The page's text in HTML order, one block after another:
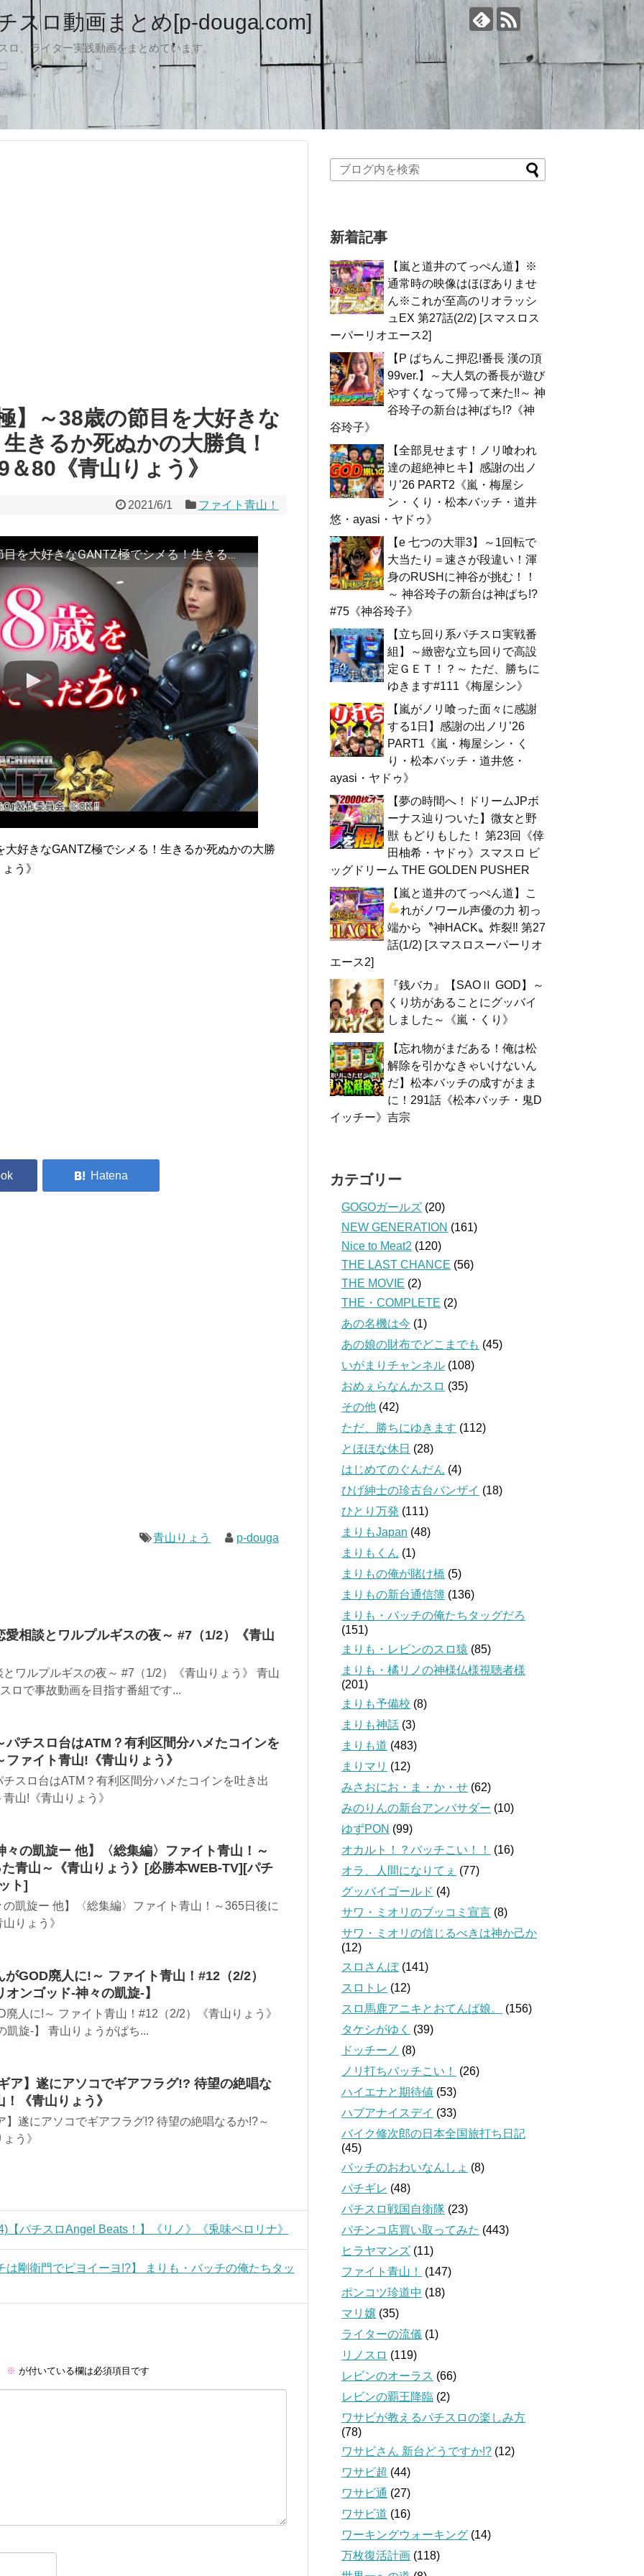
スロ動画まとめ[p-douga.com]
、ライター実践動画をまとめています。
】～38歳の節目を大好きな
きるか死ぬかの大勝負！
80《青山りょう》
2021/6/1 ファイト青山！
【ぱちんこ GANTZ 極】～38歳の節目を大好きなGANTZ極でシメる！生きるか死ぬかの大勝負！～ファイト青山！#79＆80《青山りょう》[必勝本WEB-TV][パチンコ][パチスロ][スロット]
好きなGANTZ極でシメる！生きるか死ぬかの大勝
う》
青山りょう p-douga
愛相談とワルプルギスの夜～ #7（1/2）《青山
ワルプルギスの夜～ #7（1/2）《青山りょう》 青山
ロで事故動画を目指す番組です...
パチスロ台はATM？有利区間分ハメたコインを
ァイト青山!《青山りょう》
スロ台はATM？有利区間分ハメたコインを吐き出
山!《青山りょう》
々の凱旋ー 他】〈総集編〉ファイト青山！～
青山～《青山りょう》[必勝本WEB-TV][パチ
ト]
凱旋ー 他】〈総集編〉ファイト青山！～365日後に
りょう》
GOD廃人に!～ ファイト青山！#12（2/2）
ンゴッド-神々の凱旋-】
人に!～ ファイト青山！#12（2/2）《青山りょう》
凱旋-】 青山りょうがぱち...
ア】遂にアソコでギアフラグ!? 待望の絶唱な
《青山りょう》
】遂にアソコでギアフラグ!? 待望の絶唱なるか!?～
う》
パチスロAngel Beats！】《リノ》《兎味ペロリナ》
剛衛門でピヨイーヨ!?】 まりも・バッチの俺たちタッ
※ が付いている欄は必須項目です
新着記事
【嵐と道井のてっぺん道】※
通常時の映像はほぼありませ
ん※これが至高のリオラッシ
ュEX 第27話(2/2) [スマスロス
ーパーリオエース2]
【P ぱちんこ押忍!番長 漢の頂
99ver.】～大人気の番長が遊び
やすくなって帰って来た!!～ 神
谷玲子の新台は神ぱち!?《神
谷玲子》
【全部見せます！ノリ喰われ
達の超絶神ヒキ】感謝の出ノ
リ’26 PART2《嵐・梅屋シ
ン・くり・松本バッチ・道井
悠・ayasi・ヤドゥ》
【e 七つの大罪3】～1回転で
大当たり＝速さが段違い！渾
身のRUSHに神谷が挑む！！
～ 神谷玲子の新台は神ぱち!?
#75《神谷玲子》
【立ち回り系パチスロ実戦番
組】～緻密な立ち回りで高設
定ＧＥＴ！？～ ただ、勝ちに
ゆきます#111《梅屋シン》
【嵐がノリ喰った面々に感謝
する1日】感謝の出ノリ’26
PART1《嵐・梅屋シン・く
り・松本バッチ・道井悠・
ayasi・ヤドゥ》
【夢の時間へ！ドリームJPボ
ーナス辿りついた】微女と野
獣 もどりもした！ 第23回《倖
田柚希・ヤドゥ》スマスロ ビ
ッグドリーム THE GOLDEN PUSHER
【嵐と道井のてっぺん道】こ
れがノワール声優の力 初っ
端から〝神HACK〟炸裂‼ 第27
話(1/2) [スマスロスーパーリオ
エース2]
『銭バカ』【SAOⅡ GOD】～
くり坊があることにグッバイ
しました～《嵐・くり》
【忘れ物がまだある！俺は松
解除を引かなきゃいけないん
だ】松本バッチの成すがまま
に！291話《松本バッチ・鬼D
イッチー》吉宗
カテゴリー
GOGOガールズ (20)
NEW GENERATION (161)
Nice to Meat2 (120)
THE LAST CHANCE (56)
THE MOVIE (2)
THE・COMPLETE (2)
あの名機は今 (1)
あの娘の財布でどこまでも (45)
いがまりチャンネル (108)
おめぇらなんかスロ (35)
その他 (42)
ただ、勝ちにゆきます (112)
とほほな休日 (28)
はじめてのぐんだん (4)
ひげ紳士の珍古台バンザイ (18)
ひとり万発 (111)
まりもJapan (48)
まりもくん (1)
まりもの俺が賭け橋 (5)
まりもの新台通信簿 (136)
まりも・バッチの俺たちタッグだろ
(151)
まりも・レビンのスロ猿 (85)
まりも・橘リノの神様仏様視聴者様
(201)
まりも予備校 (8)
まりも神話 (3)
まりも道 (483)
まりマリ (12)
みさおにお・ま・か・せ (62)
みのりんの新台アンバサダー (10)
ゆずPON (99)
オカルト！？バッチこい！！
(16)
オラ、人間になりてぇ (77)
グッバイゴールド (4)
サワ・ミオリのブッコミ宣言 (8)
サワ・ミオリの信じるべきは神か己か
(12)
スロさんぽ(141)
スロトレ (12)
スロ馬鹿アニキとおてんば娘。
(156)
タケシがゆく
(39)
ドッチーノ (8)
ノリ打ちバッチこい！
(26)
ハイエナと期待値 (53)
ハブアナイスデイ (33)
バイク修次郎の日本全国旅打ち日記
(45)
バッチのおわいなんしょ (8)
パチギレ (48)
パチスロ戦国自衛隊 (23)
パチンコ店買い取ってみた (443)
ヒラヤマンズ (11)
ファイト青山！
(147)
ポンコツ珍道中 (18)
マリ嬢 (35)
ライターの流儀 (1)
リノスロ (119)
レビンのオーラス (66)
レビンの覇王降臨 (2)
ワサビが教えるパチスロの楽しみ方
(78)
ワサビさん 新台どうですか!? (12)
ワサビ超 (44)
ワサビ通 (27)
ワサビ道 (16)
ワーキングウォーキング (14)
万枚復活計画 (118)